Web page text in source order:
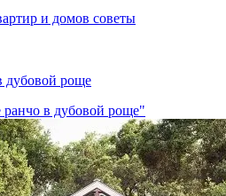
и домов советы
дубовой роще
в дубовой роще"